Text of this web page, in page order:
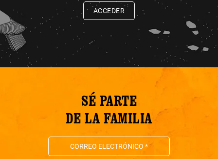
ACCEDER
SÉ PARTE
DE LA FAMILIA